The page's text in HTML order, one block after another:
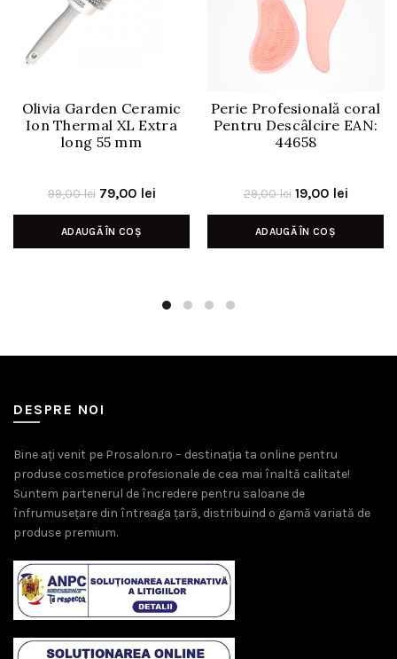
Olivia Garden Ceramic
Ion Thermal XL Extra
long 55 mm
99,00lei Prețul
inițial
a
79,00 leiPrețul
curent
ADAUGĂ ÎN COȘ
Perie Profesională coral
Pentru Descâlcire EAN:
44658
29,00lei Prețul
inițial
a
19,00 leiPrețul
curent
ADAUGĂ ÎN COȘ
DESPRE NOI
Bine ați venit pe Prosalon.ro – destinația ta online pentru
produse cosmetice profesionale de cea mai înaltă calitate!
Suntem partenerul de încredere pentru saloane de
înfrumusețare din întreaga țară, distribuind o gamă variată de
produse premium.